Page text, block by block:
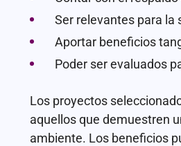
Ser relevantes para
Aportar beneficios
Poder ser evaluados
Los proyectos
aquellos que demuestren
ambiente. Los beneficios